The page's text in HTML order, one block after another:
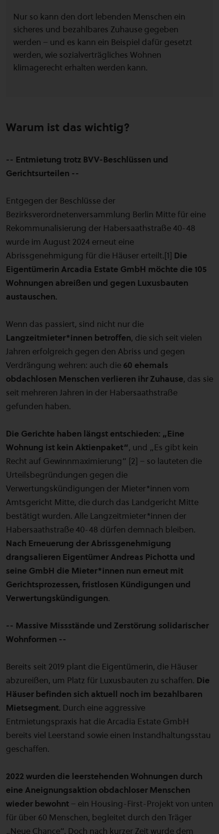
Nur so kann den dort lebenden Menschen ein
sicheres und bezahlbares Zuhause gegeben
werden – und es kann ein Beispiel dafür gesetzt
werden, wie sozialverträgliches Wohnen
klimagerecht erhalten werden kann.
Warum ist das wichtig?
-- Entmietung trotz BVV-Beschlüssen und
Gerichtsurteilen --
Entgegen der Beschlüsse der
Bezirksverordnetenversammlung Berlin Mitte für eine
Rekommunalisierung der Habersaathstraße 40-48
wurde im August 2024 erneut eine
Abrissgenehmigung für die Häuser erteilt.[1] Die
Eigentümerin Arcadia Estate GmbH möchte die 105
Wohnungen abreißen und gegen Luxusbauten
austauschen.
Wenn das passiert, sind nicht nur die
Langzeitmieter*innen betroffen, die sich seit vielen
Jahren erfolgreich gegen den Abriss und gegen
Verdrängung wehren: auch die 60 ehemals
obdachlosen Menschen verlieren ihr Zuhause, das sie
seit mehreren Jahren in der Habersaathstraße
gefunden haben.
Die Gerichte haben längst entschieden: „Eine
Wohnung ist kein Aktienpaket“, und „Es gibt kein
Recht auf Gewinnmaximierung“ [2] – so lauteten die
Urteilsbegründungen gegen die
Verwertungskündigungen der Mieter*innen vom
Amtsgericht Mitte, die durch das Landgericht Mitte
bestätigt wurden. Alle Langzeitmieter*innen der
Habersaathstraße 40-48 dürfen demnach bleiben.
Nach Erneuerung der Abrissgenehmigung
drangsalieren Eigentümer Andreas Pichotta und
seine GmbH die Mieter*innen nun erneut mit
Gerichtsprozessen, fristlosen Kündigungen und
Verwertungskündigungen.
-- Massive Missstände und Zerstörung solidarischer
Wohnformen --
Bereits seit 2019 plant die Eigentümerin, die Häuser
abzureißen, um Platz für Luxusbauten zu schaffen. Die
Häuser befinden sich aktuell noch im bezahlbaren
Mietsegment. Durch eine aggressive
Entmietungspraxis hat die Arcadia Estate GmbH
bereits viel Leerstand sowie einen Instandhaltungsstau
geschaffen.
2022 wurden die leerstehenden Wohnungen durch
eine Aneignungsaktion obdachloser Menschen
wieder bewohnt – ein Housing-First-Projekt von unten
für über 60 Menschen, begleitet durch den Träger
„Neue Chance“. Doch nach kurzer Zeit wurde dem